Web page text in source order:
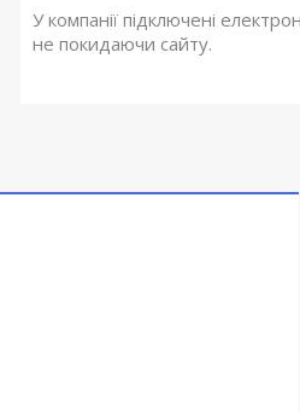
У компанії підключені
не покидаючи сайту.